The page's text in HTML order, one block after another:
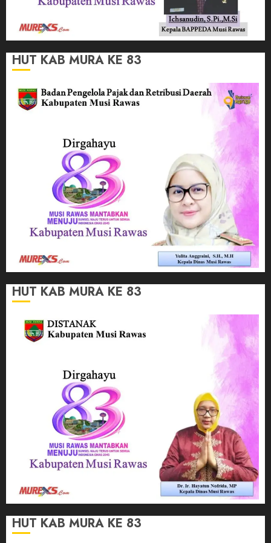
HUT KAB MURA KE 83
HUT KAB MURA KE 83
HUT KAB MURA KE 83